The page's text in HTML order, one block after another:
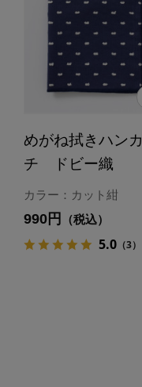
めがね拭きハンカ
チ ドビー織
カラー：カット紺
990円 （税込）
5.0（3）